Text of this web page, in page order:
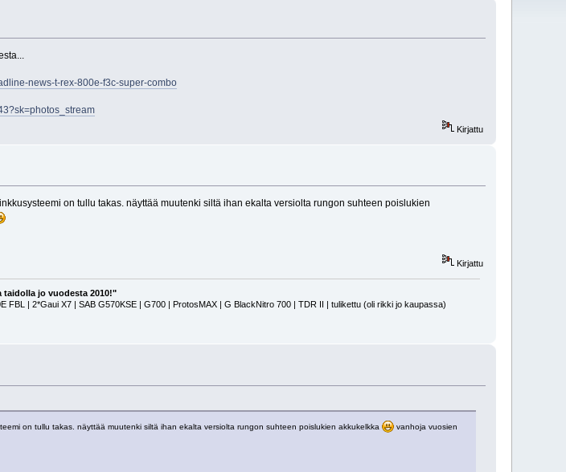
news-t-rex-800e-f3c-super-combo
Kirjattu
on tullu takas. näyttää muutenki siltä ihan ekalta versiolta rungon suhteen poislukien
Kirjattu
jo vuodesta 2010!"
FBL | 2*Gaui X7 | SAB G570KSE | G700 | ProtosMAX | G BlackNitro 700 | TDR II | tulikettu (oli rikki jo kaupassa)
on tullu takas. näyttää muutenki siltä ihan ekalta versiolta rungon suhteen poislukien akkukelkka
vanhoja vuosien